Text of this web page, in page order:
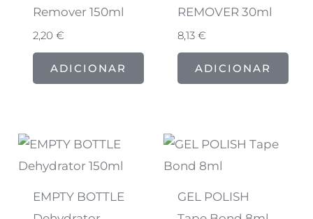
Remover 150ml
2,20 €
ADICIONAR
REMOVER 30ml
8,13€
ADICIONAR
EMPTY BOTTLE
GEL POLISH